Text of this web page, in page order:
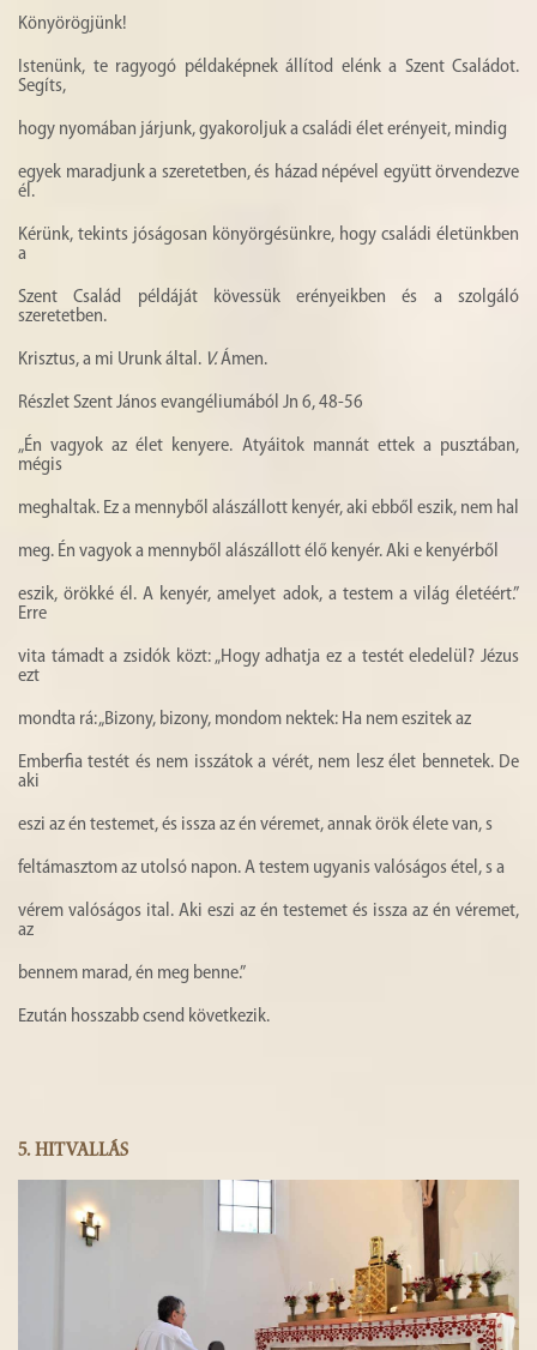
Könyörögjünk!
Istenünk, te ragyogó példaképnek állítod elénk a Szent Családot.
Segíts,
hogy nyomában járjunk, gyakoroljuk a családi élet erényeit, mindig
egyek maradjunk a szeretetben, és házad népével együtt örvendezve
él.
Kérünk, tekints jóságosan könyörgésünkre, hogy családi életünkben
a
Szent Család példáját kövessük erényeikben és a szolgáló
szeretetben.
Krisztus, a mi Urunk által. V.Ámen.
Részlet Szent János evangéliumából Jn 6, 48-56
„Én vagyok az élet kenyere. Atyáitok mannát ettek a pusztában,
mégis
meghaltak. Ez a mennyből alászállott kenyér, aki ebből eszik, nem hal
meg. Én vagyok a mennyből alászállott élő kenyér. Aki e kenyérből
eszik, örökké él. A kenyér, amelyet adok, a testem a világ életéért.”
Erre
vita támadt a zsidók közt: „Hogy adhatja ez a testét eledelül? Jézus
ezt
mondta rá: „Bizony, bizony, mondom nektek: Ha nem eszitek az
Emberfia testét és nem isszátok a vérét, nem lesz élet bennetek. De
aki
eszi az én testemet, és issza az én véremet, annak örök élete van, s
feltámasztom az utolsó napon. A testem ugyanis valóságos étel, s a
vérem valóságos ital. Aki eszi az én testemet és issza az én véremet,
az
bennem marad, én meg benne.”
Ezután hosszabb csend következik.
5.HITVALLÁS